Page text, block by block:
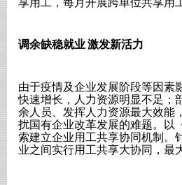
享用工，每月开展跨单位共享用
调余缺稳就业激发新活力
由于疫情及企业发展阶段等因素
快速增长，人力资源明显不足；
余人员、发挥人力资源最大效能
扰国有企业改革发展的难题。以
索建立企业用工共享协同机制。
业之间实行用工共享大协同，最